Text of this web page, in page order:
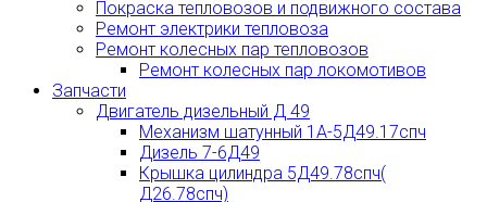
Покраска тепловозов и подвижного состава
Ремонт электрики тепловоза
Ремонт колесных пар тепловозов
Ремонт колесных пар локомотивов
Запчасти
Двигатель дизельный Д 49
Механизм шатунный 1А-5Д49.17спч
Дизель 7-6Д49
Крышка цилиндра 5Д49.78спч(
Д26.78спч)